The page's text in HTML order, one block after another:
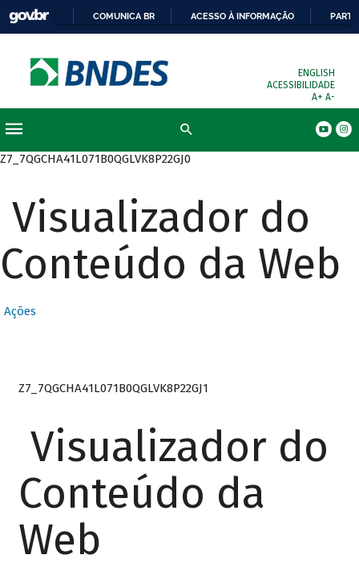
COMUNICA BR ACESSO À INFORMAÇÃO
ENGLISH
ACESSIBILIDADE
A+ A-
Z7_7QGCHA41L071B0QGLVK8P22GJ0
Visualizador do
Conteúdo da Web
Ações
Z7_7QGCHA41L071B0QGLVK8P22GJ1
Visualizador do
Conteúdo da
Web